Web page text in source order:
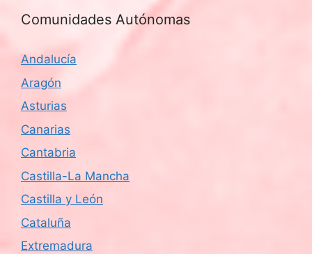
Comunidades Autónomas
Andalucía
Aragón
Asturias
Canarias
Cantabria
Castilla-La Mancha
Castilla y León
Cataluña
Extremadura